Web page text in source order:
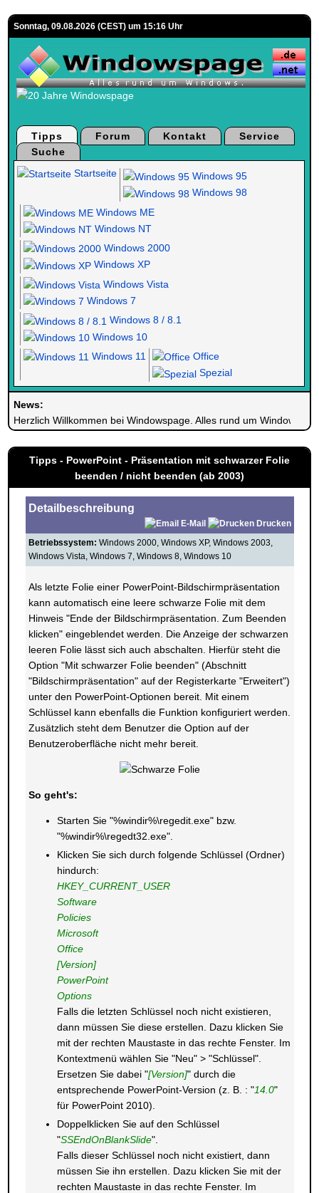
Sonntag, 09.08.2026 (CEST) um 15:16 Uhr
Tipps Forum Kontakt
Service
Suche
Startseite
Windows 95
Windows 98
Windows ME
Windows NT
Windows 2000
Windows XP
Windows Vista
Windows 7
Windows 8 / 8.1
Windows 10
Windows 11
Office
Spezial
News:
Herzlich Willkommen bei Windowspage. Alles rund um Windows.
Tipps - PowerPoint - Präsentation mit schwarzer Folie
beenden / nicht beenden (ab 2003)
Detailbeschreibung
E-Mail
Drucken
Betriebssystem: Windows 2000, Windows XP, Windows 2003,
Windows Vista, Windows 7, Windows 8, Windows 10
Als letzte Folie einer PowerPoint-Bildschirmpräsentation
kann automatisch eine leere schwarze Folie mit dem
Hinweis "Ende der Bildschirmpräsentation. Zum Beenden
klicken" eingeblendet werden. Die Anzeige der schwarzen
leeren Folie lässt sich auch abschalten. Hierfür steht die
Option "Mit schwarzer Folie beenden" (Abschnitt
"Bildschirmpräsentation" auf der Registerkarte "Erweitert")
unter den PowerPoint-Optionen bereit. Mit einem
Schlüssel kann ebenfalls die Funktion konfiguriert werden.
Zusätzlich steht dem Benutzer die Option auf der
Benutzeroberfläche nicht mehr bereit.
So geht's:
Starten Sie "%windir%\regedit.exe" bzw.
"%windir%\regedt32.exe".
Klicken Sie sich durch folgende Schlüssel (Ordner)
hindurch:
HKEY_CURRENT_USER
Software
Policies
Microsoft
Office
[Version]
PowerPoint
Options
Falls die letzten Schlüssel noch nicht existieren,
dann müssen Sie diese erstellen. Dazu klicken Sie
mit der rechten Maustaste in das rechte Fenster. Im
Kontextmenü wählen Sie "Neu" > "Schlüssel".
Ersetzen Sie dabei "[Version]" durch die
entsprechende PowerPoint-Version (z. B. : "14.0"
für PowerPoint 2010).
Doppelklicken Sie auf den Schlüssel
"SSEndOnBlankSlide".
Falls dieser Schlüssel noch nicht existiert, dann
müssen Sie ihn erstellen. Dazu klicken Sie mit der
rechten Maustaste in das rechte Fenster. Im